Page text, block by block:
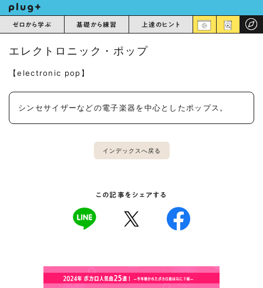
ゼロから学ぶ 基礎から練習 上達のヒント
エレクトロニック・ポップ
【electronic pop】
シンセサイザーなどの電子楽器を中心としたポップス。
インデックスへ戻る
この記事をシェアする